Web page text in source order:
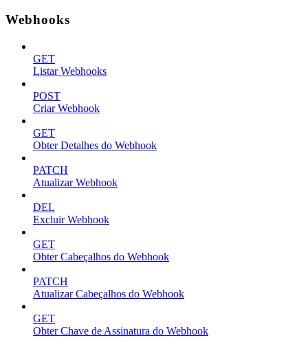
Webhooks
GET
Listar Webhooks
POST
Criar Webhook
GET
Obter Detalhes do Webhook
PATCH
Atualizar Webhook
DEL
Excluir Webhook
GET
Obter Cabeçalhos do Webhook
PATCH
Atualizar Cabeçalhos do Webhook
GET
Obter Chave de Assinatura do Webhook